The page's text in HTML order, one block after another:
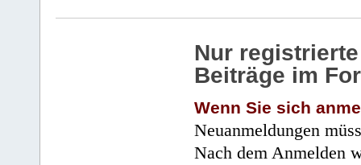
Nur
Beiträge im
Wenn Sie sich
Neuanmeldungen
Nach dem Anmelden